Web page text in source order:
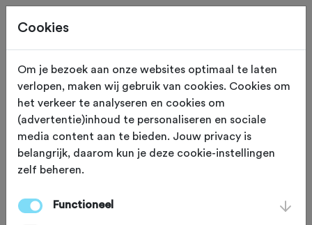
16,0 KM Appelscha (Friesland)
Mtbroute Appelscha
Je bent geen lid van deze club.
Cookies
Om je bezoek aan onze websites optimaal te laten
verlopen, maken wij gebruik van cookies. Cookies om
het verkeer te analyseren en cookies om
(advertentie)inhoud te personaliseren en sociale
media content aan te bieden. Jouw privacy is
belangrijk, daarom kun je deze cookie-instellingen
zelf beheren.
Functioneel